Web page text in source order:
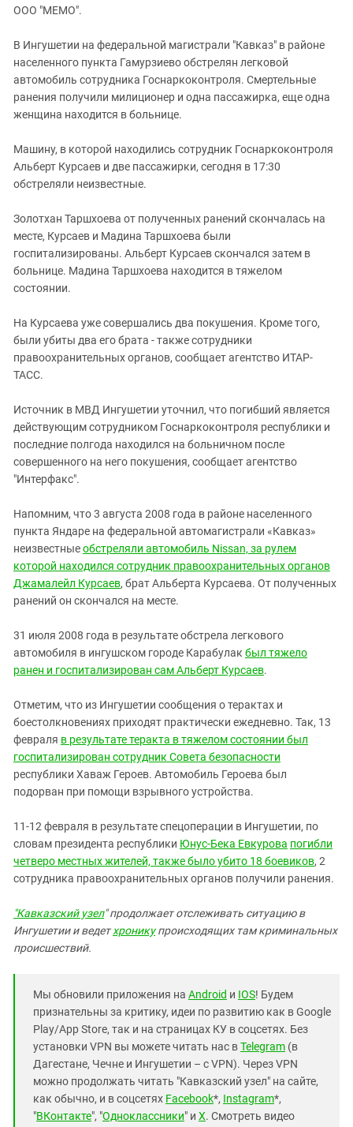
ИНАКОМЫСЛИЕ В ЧЕЧНЕ
ПРЕСЛЕДОВАНИЕ АКТИВИСТОВ
МОБИЛИЗАЦИЯ И ПРОТЕСТЫ
Дагестан
Кабардино-Балкария
Калмыкия
Карачаево-Черкесия
Нагорный Карабах
Российская Федерация
Северная Осетия - Алания
СКФО
Южная Осетия
Южный Кавказ
ЮФО
ООО "МЕМО".
В Ингушетии на федеральной магистрали "Кавказ" в районе
населенного пункта Гамурзиево обстрелян легковой
автомобиль сотрудника Госнаркоконтроля. Смертельные
ранения получили милиционер и одна пассажирка, еще одна
женщина находится в больнице.
Машину, в которой находились сотрудник Госнаркоконтроля
Альберт Курсаев и две пассажирки, сегодня в 17:30
обстреляли неизвестные.
Золотхан Таршхоева от полученных ранений скончалась на
месте, Курсаев и Мадина Таршхоева были
госпитализированы. Альберт Курсаев скончался затем в
больнице. Мадина Таршхоева находится в тяжелом
состоянии.
На Курсаева уже совершались два покушения. Кроме того,
были убиты два его брата - также сотрудники
правоохранительных органов, сообщает агентство ИТАР-
ТАСС.
Источник в МВД Ингушетии уточнил, что погибший является
действующим сотрудником Госнаркоконтроля республики и
последние полгода находился на больничном после
совершенного на него покушения, сообщает агентство
"Интерфакс".
Напомним, что 3 августа 2008 года в районе населенного
пункта Яндаре на федеральной автомагистрали «Кавказ»
неизвестныеобстреляли автомобиль Nissan, за рулем
которой находился сотрудник правоохранительных органов
Джамалейл Курсаев, брат Альберта Курсаева. От полученных
ранений он скончался на месте.
31 июля 2008 года в результате обстрела легкового
автомобиля в ингушском городе Карабулак был тяжело
ранен и госпитализирован сам Альберт Курсаев.
Отметим, что из Ингушетии сообщения о терактах и
боестолкновениях приходят практически ежедневно. Так, 13
февраля в результате теракта в тяжелом состоянии был
госпитализирован сотрудник Совета безопасности
республики Хаваж Героев. Автомобиль Героева был
подорван при помощи взрывного устройства.
11-12 февраля в результате спецоперации в Ингушетии, по
словам президента республики Юнус-Бека Евкурова погибли
четверо местных жителей, также было убито 18 боевиков, 2
сотрудника правоохранительных органов получили ранения.
"Кавказский узел" продолжает отслеживать ситуацию в
Ингушетии и ведетхроникупроисходящих там криминальных
происшествий.
Мы обновили приложения на Android и IOS! Будем
признательны за критику, идеи по развитию как в Google
Play/App Store, так и на страницах КУ в соцсетях. Без
установки VPN вы можете читать нас вTelegram (в
Дагестане, Чечне и Ингушетии – с VPN). Через VPN
можно продолжать читать "Кавказский узел" на сайте,
как обычно, и в соцсетях Facebook*, Instagram*,
"ВКонтакте", "Одноклассники" и X. Смотреть видео